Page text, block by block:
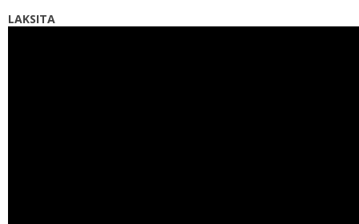
LAKSITA